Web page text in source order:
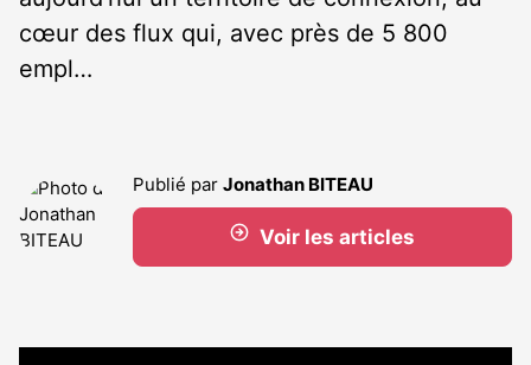
cœur des flux qui, avec près de 5 800
empl…
Publié par Jonathan BITEAU
Voir les articles